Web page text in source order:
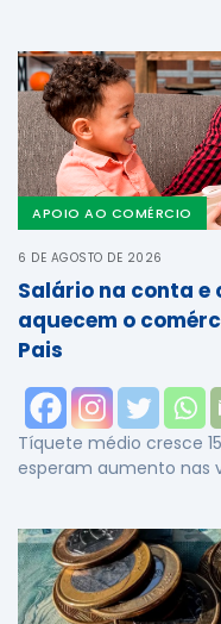
APOIO AO COMÉRCIO
6 DE AGOSTO DE 2026
Salário na conta
aquecem o
Pais
Tíquete médio cresce
esperam aumento nas